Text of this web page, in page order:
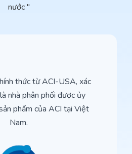
nước "
thức từ ACI-USA, xác
nhà phân phối được ủy
phẩm của ACI tại Việt
Nam.